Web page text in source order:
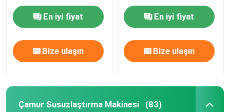
En iyi fiyat
Bize ulaşın
En iyi fiyat
Bize ulaşın
Çamur Susuzlaştırma Makinesi (83)